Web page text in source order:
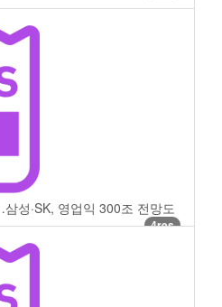
성·SK, 영업익 300조 전망도
4res